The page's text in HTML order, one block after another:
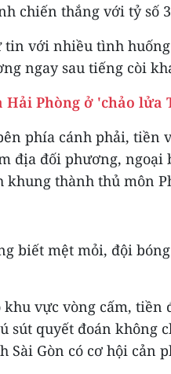
chiến thắng với tỷ số
tin với nhiều tình
ngay sau tiếng còi
Hải Phòng ở 'chảo
phía cánh phải, tiền
địa đối phương, ngoại
thành thủ môn
biết mệt mỏi, đội
vực vòng cấm, tiền
sút quyết đoán không
Sài Gòn có cơ hội cản